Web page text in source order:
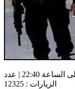
زووم تونيزيا | الجمعة، 18 نوفمبر، 2016 على الساعة 22:40 | عدد
الزيارات : 12325